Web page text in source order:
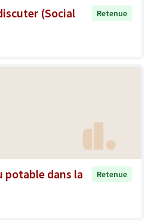
(Social
Retenue
potable dans la
Retenue